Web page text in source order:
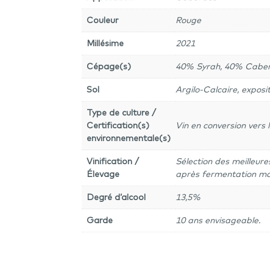
Couleur Rouge
Millésime 2021
Cépage(s) 40% Syrah, 40%
Sol Argilo-Calcaire,
Type de culture /
Certification(s)
environnementale(s)
Vin en conversion vers
Vinification /
Élevage
Sélection des
après fermentation
Degré d’alcool 13,5%
Garde 10 ans envisageable.